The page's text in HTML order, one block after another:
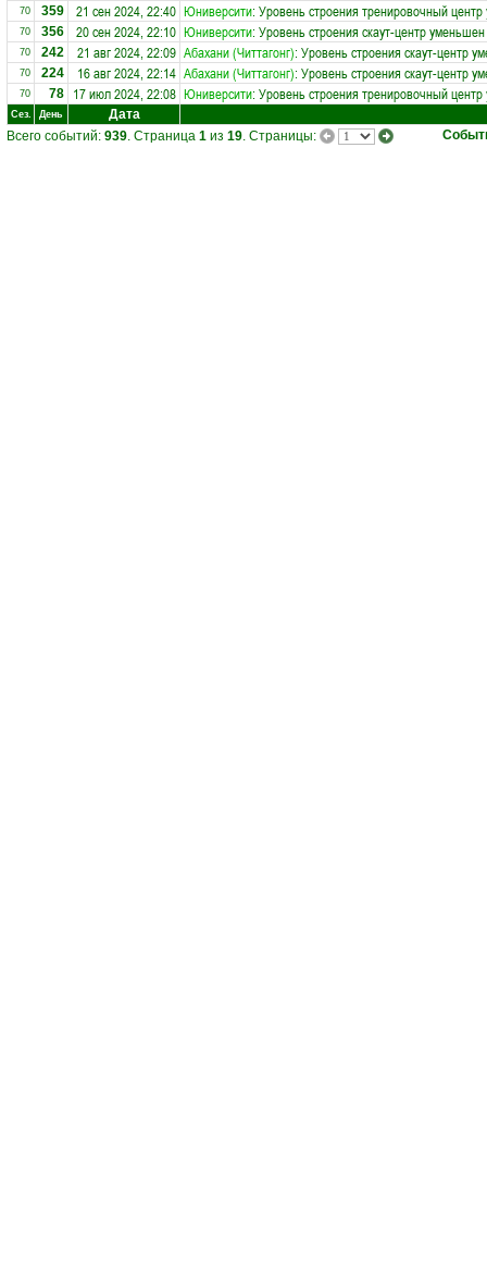
70 359 21 сен 2024, 22:40 Юниверсити: Уровень строения тренировочный
70 356 20 сен 2024, 22:10 Юниверсити: Уровень строения скаут-центр
70 242 21 авг 2024, 22:09 Абахани (Читтагонг): Уровень строения скаут-центр
70 224 16 авг 2024, 22:14 Абахани (Читтагонг): Уровень строения скаут-центр
70 78 17 июл 2024, 22:08 Юниверсити: Уровень строения тренировочный
Сез. День
Дата
Всего событий: 939. Страница 1 из 19. Страницы: